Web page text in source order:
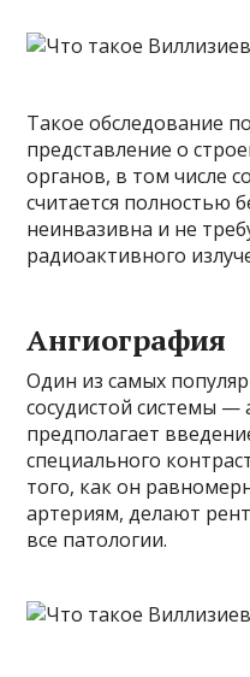
Такое обследование
представление о
органов, в том числе
считается полностью
неинвазивна и не
радиоактивного
Ангиография
Один из самых
сосудистой системы —
предполагает
специального
того, как он
артериям, делают
все патологии.